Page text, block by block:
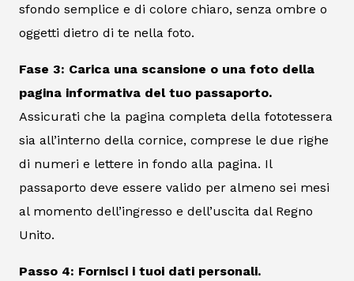
sfondo semplice e di colore chiaro, senza ombre o
oggetti dietro di te nella foto.
Fase 3: Carica una scansione o una foto della
pagina informativa del tuo passaporto.
Assicurati che la pagina completa della fototessera
sia all’interno della cornice, comprese le due righe
di numeri e lettere in fondo alla pagina. Il
passaporto deve essere valido per almeno sei mesi
al momento dell’ingresso e dell’uscita dal Regno
Unito.
Passo 4: Fornisci i tuoi dati personali.